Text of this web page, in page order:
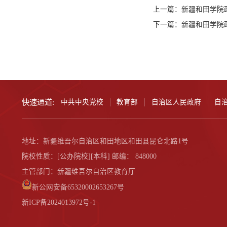
上一篇：新疆和田学
下一篇：新疆和田学
快速通道: 中共中央党校 教育部 自治区人民政府 自
地址：新疆维吾尔自治区和田地区和田县昆仑北路1号
院校性质：[公办院校][本科] 邮编： 848000
主管部门：新疆维吾尔自治区教育厅
新公网安备65320002653267号
新ICP备2024013972号-1